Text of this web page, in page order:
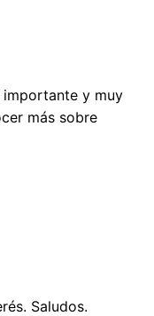
importante y muy
más sobre
Saludos.